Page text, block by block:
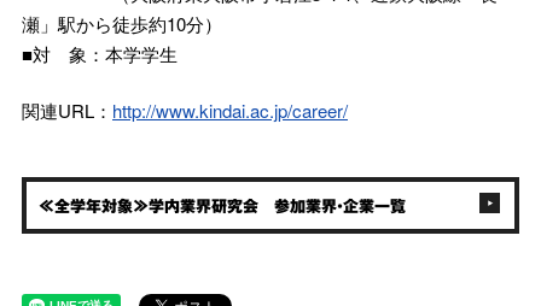
瀬」駅から徒歩約10分）
■対 象：本学学生
関連URL： http://www.kindai.ac.jp/career/
≪全学年対象≫学内業界研究会 参加業界・企業一覧